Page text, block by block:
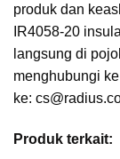
produk dan
IR4058-20
langsung di
menghubungi
ke:
Produk terkait: